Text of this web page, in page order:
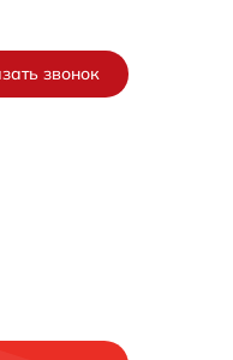
звонок